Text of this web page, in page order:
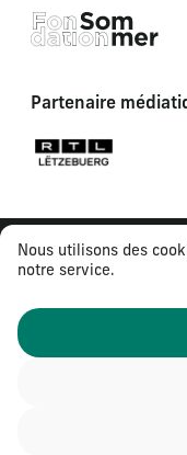
Nous utilisons des
notre service.
Partenaire